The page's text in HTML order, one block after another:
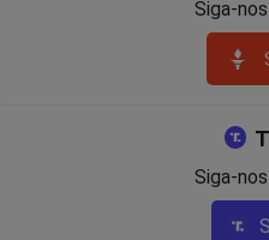
Siga-
Siga-